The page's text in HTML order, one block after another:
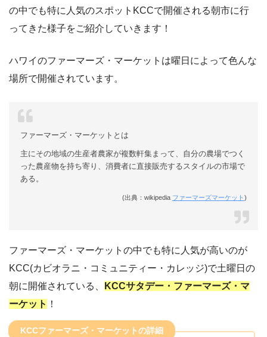
の中でも特に人気のスポットKCCで開催される朝市に行
ってきた様子をご紹介していきます！
ハワイのファーマーズ・マーケットは曜日によって色んな
場所で開催されています。
ファーマーズ・マーケットとは
主にその地域の生産者農家が複数軒集まって、自分の農場でつく
った農産物を持ち寄り、消費者に直接販売するスタイルの市場で
ある。
(出典：wikipedia ファーマーズマーケット )
ファーマーズ・マーケットの中でも特に人気が高いのが
KCC(カビオラニ・コミュニティー・カレッジ)で土曜日の
朝に開催されている、
KCCサタデー・ファーマーズ・マ
ーケット ！
KCCファーマーズ・マーケットの詳細